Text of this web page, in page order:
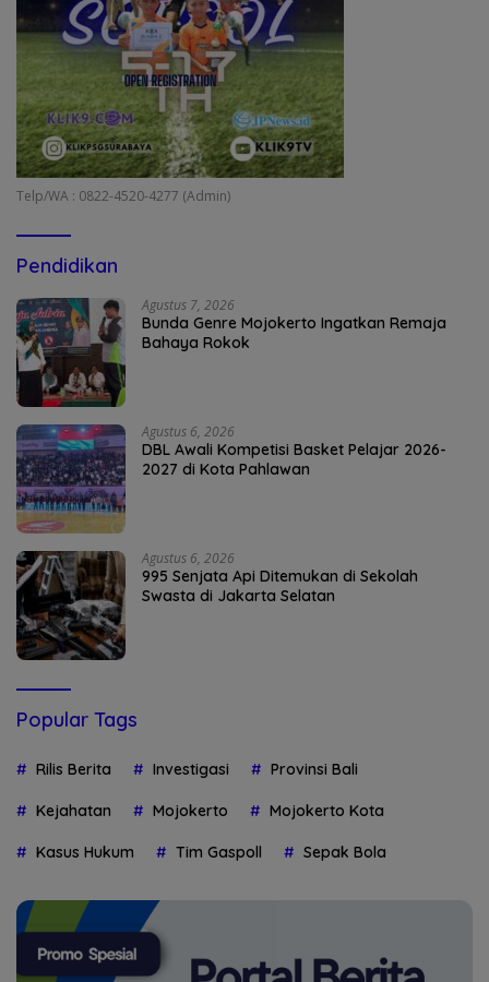
Telp/WA : 0822-4520-4277 (Admin)
Pendidikan
Agustus 7, 2026
Bunda Genre Mojokerto Ingatkan Remaja
Bahaya Rokok
Agustus 6, 2026
DBL Awali Kompetisi Basket Pelajar 2026-
2027 di Kota Pahlawan
Agustus 6, 2026
995 Senjata Api Ditemukan di Sekolah
Swasta di Jakarta Selatan
Popular Tags
Rilis Berita Investigasi Provinsi Bali
Kejahatan Mojokerto Mojokerto Kota
Kasus Hukum Tim Gaspoll Sepak Bola